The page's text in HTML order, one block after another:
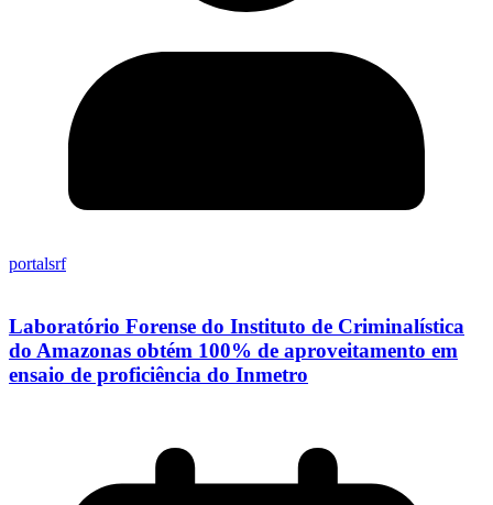
portalsrf
Laboratório Forense do Instituto de Criminalística
do Amazonas obtém 100% de aproveitamento em
ensaio de proficiência do Inmetro